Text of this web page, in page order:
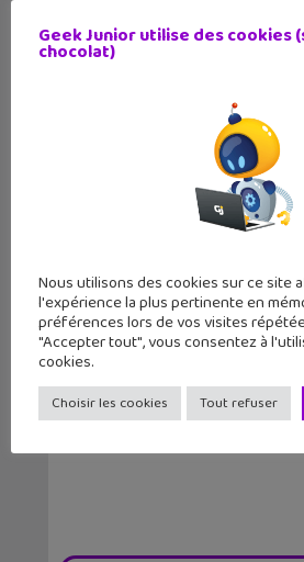
Coup de cœur BD : R.U.R.
soulèvement des
46 activités avec le
cahier d&rsqu...
Geek Junior utilise des cookies
chocolat)
Nous utilisons des cookies sur ce site
l'expérience la plus pertinente en
préférences lors de vos visites
"Accepter tout", vous consentez à
cookies.
Choisir les cookies Tout refuser